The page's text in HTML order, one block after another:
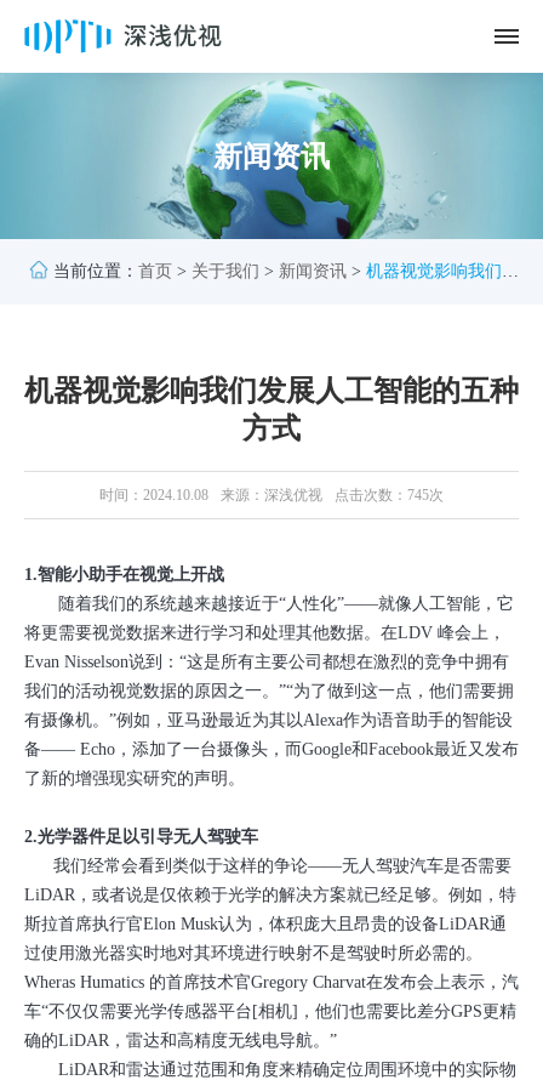
新闻资讯
当前位置： 首页 > 关于我们 > 新闻资讯 > 机器视觉影响我们发
机器视觉影响我们发展人工智能的五种
方式
时间：2024.10.08 来源：深浅优视 点击次数：745次
1.智能小助手在视觉上开战
随着我们的系统越来越接近于“人性化”——就像人工智能，它
将更需要视觉数据来进行学习和处理其他数据。在LDV 峰会上，
Evan Nisselson说到：“这是所有主要公司都想在激烈的竞争中拥有
我们的活动视觉数据的原因之一。”“为了做到这一点，他们需要拥
有摄像机。”例如，亚马逊最近为其以Alexa作为语音助手的智能设
备—— Echo，添加了一台摄像头，而Google和Facebook最近又发布
了新的增强现实研究的声明。
2.光学器件足以引导无人驾驶车
我们经常会看到类似于这样的争论——无人驾驶汽车是否需要
LiDAR，或者说是仅依赖于光学的解决方案就已经足够。例如，特
斯拉首席执行官Elon Musk认为，体积庞大且昂贵的设备LiDAR通
过使用激光器实时地对其环境进行映射不是驾驶时所必需的。
Wheras Humatics 的首席技术官Gregory Charvat在发布会上表示，汽
车“不仅仅需要光学传感器平台[相机]，他们也需要比差分GPS更精
确的LiDAR，雷达和高精度无线电导航。”
LiDAR和雷达通过范围和角度来精确定位周围环境中的实际物